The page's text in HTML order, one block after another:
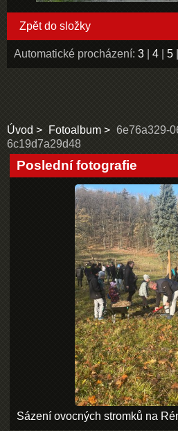
Zpět do složky
Automatické procházení: 3 4 5
Úvod Fotoalbum
6e76a329-
6c19d7a29d48
Poslední fotografie
Sázení ovocných stromků na